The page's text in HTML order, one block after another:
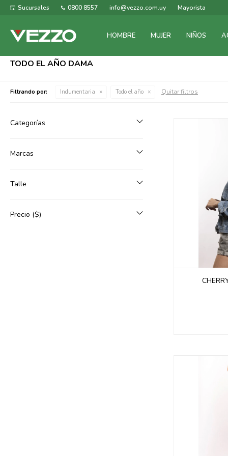
HOMBRE MUJER NIÑOS
Sucursales 0800 8557 info@vezzo.com.uy Mayorista
TODO EL AÑO DAMA
Filtrando por: Indumentaria Todo el año Quitar filtros
Categorías
Marcas
Talle
Precio ($)